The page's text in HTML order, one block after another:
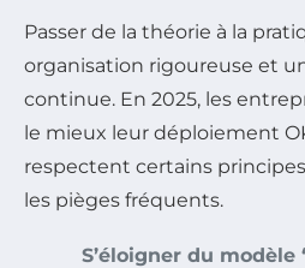
Passer de la théorie à la
organisation rigoureuse et
continue. En 2025, les
le mieux leur déploiement
respectent certains
les pièges fréquents.
S’éloigner du modèle